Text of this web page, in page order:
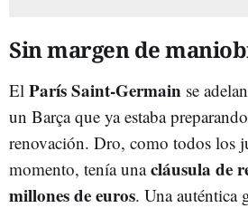
Sin margen de
El París Saint-Germain se
un Barça que ya estaba
renovación. Dro, como todos los
momento, tenía unacláusula de
millones de euros. Una auténtica